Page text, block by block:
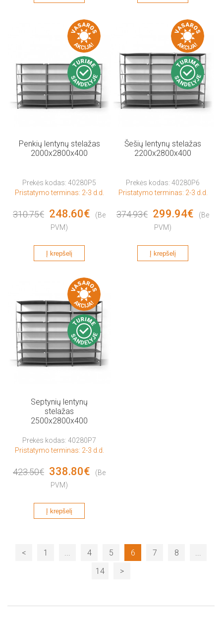
Penkių lentynų stelažas
2000x2800x400
Prekės kodas: 40280P5
Pristatymo terminas: 2-3 d.d.
310.75€ 248.60€
(Be
PVM)
Į krepšelį
Šešių lentynų stelažas
2200x2800x400
Prekės kodas: 40280P6
Pristatymo terminas: 2-3 d.d.
374.93€ 299.94€
(Be
PVM)
Į krepšelį
Septynių lentynų
stelažas
2500x2800x400
Prekės kodas: 40280P7
Pristatymo terminas: 2-3 d.d.
423.50€ 338.80€
(Be
PVM)
Į krepšelį
< 1 ... 4 5 6 7 8
...
14
>